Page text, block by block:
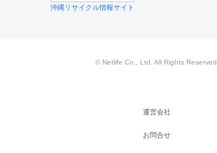
沖縄リサイクル情報サイト
© Netlife Co., Ltd. All Rights Reserved.
運営会社
お問合せ